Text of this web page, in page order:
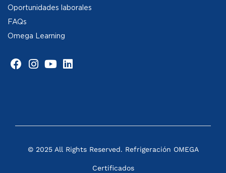
Oportunidades laborales
FAQs
Omega Learning
© 2025 All Rights Reserved. Refrigeración OMEGA
Certificados